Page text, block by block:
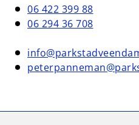
06 422 399 88
06 294 36 708